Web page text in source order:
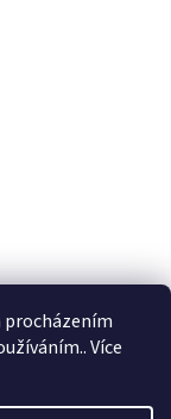
procházením
Více